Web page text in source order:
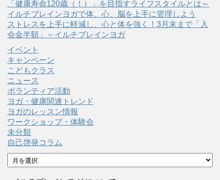
「健康寿命120歳（！）」を目指すライフスタイルとは～
イルチブレインヨガで体、心、脳を上手に管理しよう
ストレスを上手に軽減し、心と体を強く！3月末まで「入
会金半額」～イルチブレインヨガ
イベント
キャンペーン
こどもクラス
ニュース
ボランティア活動
ヨガ・健康関連トレンド
ヨガのレッスン情報
ワークショップ・体験会
未分類
自己啓発コラム
ア
ー